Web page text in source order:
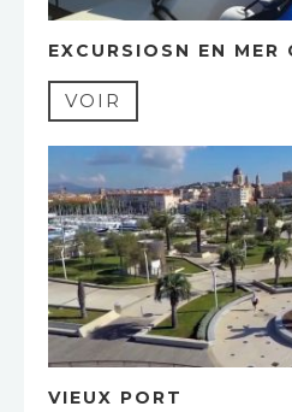
EXCURSIOSN EN MER
VOIR
VIEUX PORT